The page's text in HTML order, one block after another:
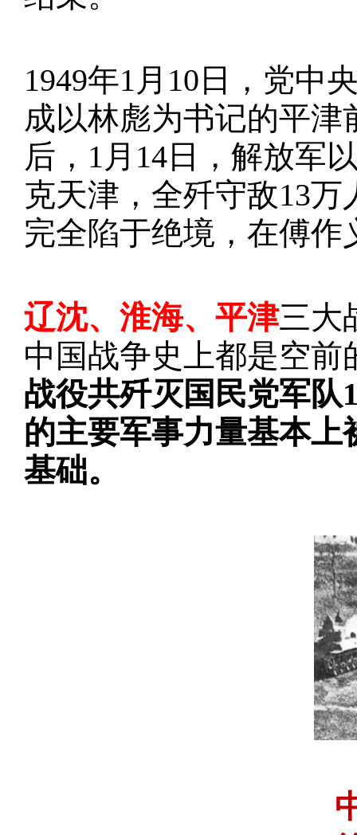
1949年1月10日，党中
成以林彪为书记的平
后，1月14日，解放军
克天津，全歼守敌13
完全陷于绝境，在傅
辽沈、淮海、平津三大
中国战争史上都是空
战役共歼灭国民党军队
的主要军事力量基本
基础。